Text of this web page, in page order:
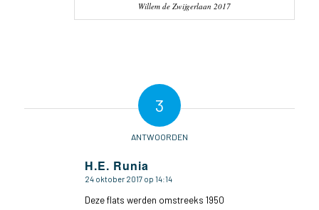
Willem de Zwijgerlaan 2017
3
ANTWOORDEN
H.E. Runia
zegt:
24 oktober 2017 op 14:14
Deze flats werden omstreeks 1950